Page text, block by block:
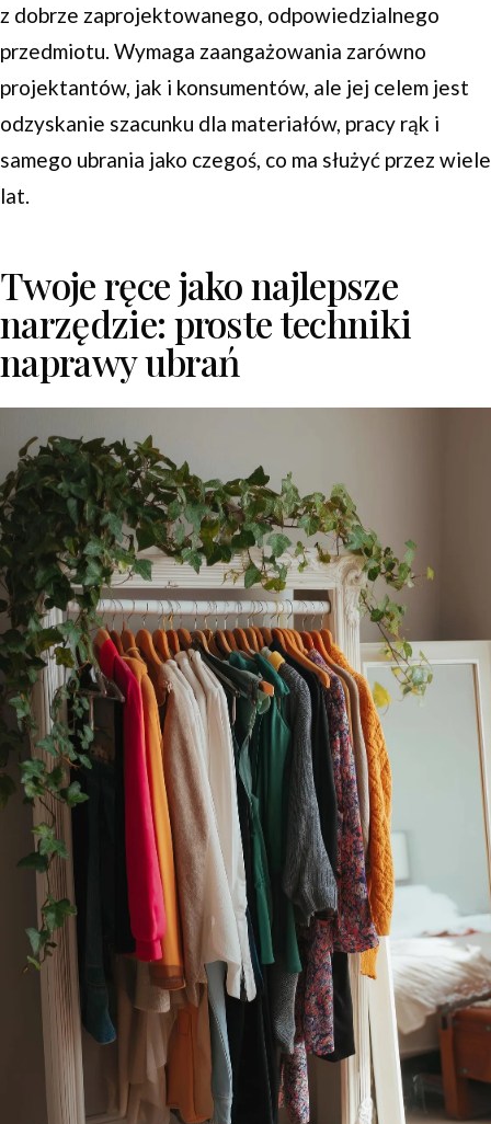
z dobrze zaprojektowanego, odpowiedzialnego
przedmiotu. Wymaga zaangażowania zarówno
projektantów, jak i konsumentów, ale jej celem jest
odzyskanie szacunku dla materiałów, pracy rąk i
samego ubrania jako czegoś, co ma służyć przez wiele
lat.
Twoje ręce jako najlepsze
narzędzie: proste techniki
naprawy ubrań